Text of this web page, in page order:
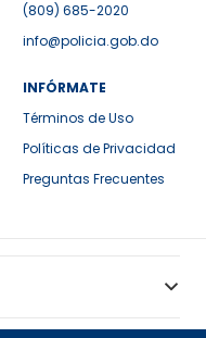
(809) 685-2020
info@policia.gob.do
INFÓRMATE
Términos de Uso
Políticas de Privacidad
Preguntas Frecuentes